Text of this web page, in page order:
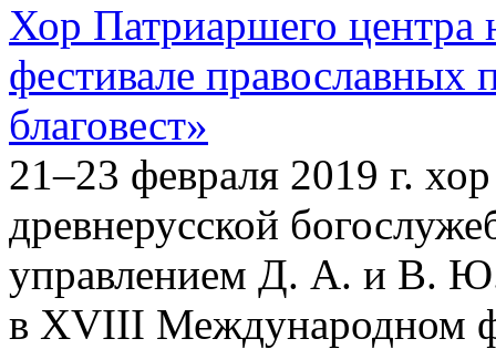
Хор Патриаршего
фестивале
благовест»
21–23 февраля 2019 г.
древнерусской
управлением Д. А. и В. Ю.
в XVIII Международном